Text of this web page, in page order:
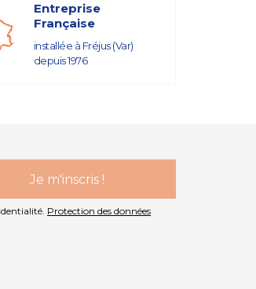
Entreprise
Française
installée à Fréjus (Var)
depuis 1976
Protection des données